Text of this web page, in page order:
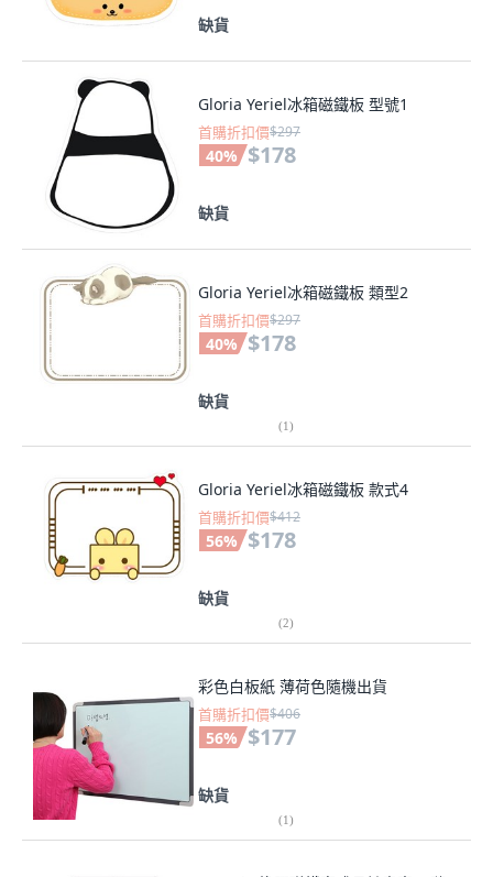
缺貨
Gloria Yeriel冰箱磁鐵板 型號1
首購折扣價$297
40% $178
缺貨
Gloria Yeriel冰箱磁鐵板 類型2
首購折扣價$297
40% $178
缺貨
(1)
Gloria Yeriel冰箱磁鐵板 款式4
首購折扣價$412
56% $178
缺貨
(2)
彩色白板紙 薄荷色隨機出貨
首購折扣價$406
56% $177
缺貨
(1)